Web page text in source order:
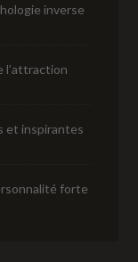
inverse
l’attraction
et inspirantes
forte